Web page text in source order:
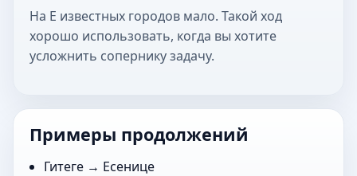
На Е известных городов мало. Такой ход
хорошо использовать, когда вы хотите
усложнить сопернику задачу.
Примеры продолжений
Гитеге → Есенице